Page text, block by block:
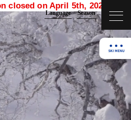
Language Season
closed on April 5th, 2026.